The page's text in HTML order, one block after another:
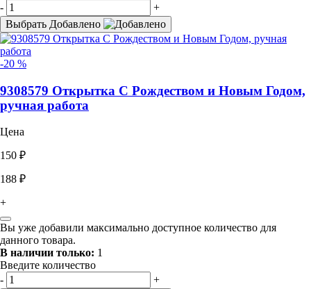
-
+
Выбрать Добавлено
-20 %
9308579 Открытка С Рождеством и Новым Годом,
ручная работа
Цена
150 ₽
188 ₽
+
Вы уже добавили максимально доступное количество для
данного товара.
В наличии только: 1
Введите количество
-
+